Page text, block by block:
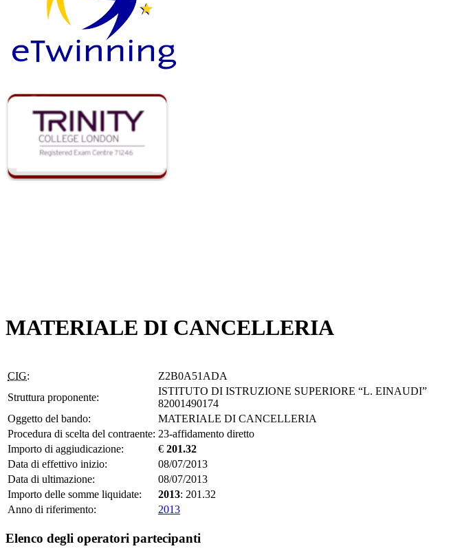
MATERIALE DI CANCELLERIA
CIG:
Z2B0A51ADA
Struttura proponente:
ISTITUTO DI ISTRUZIONE SUPERIORE “L. EINAUDI”
82001490174
Oggetto del bando:
MATERIALE DI CANCELLERIA
Procedura di scelta del contraente: 23-affidamento diretto
Importo di aggiudicazione:
€ 201.32
Data di effettivo inizio:
08/07/2013
Data di ultimazione:
08/07/2013
Importo delle somme liquidate:
2013: 201.32
Anno di riferimento:
2013
Elenco degli operatori partecipanti